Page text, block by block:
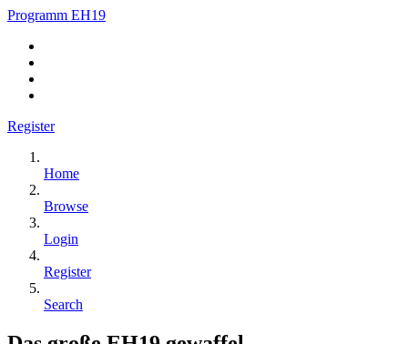
Programm EH19
Register
Home
Browse
Login
Register
Search